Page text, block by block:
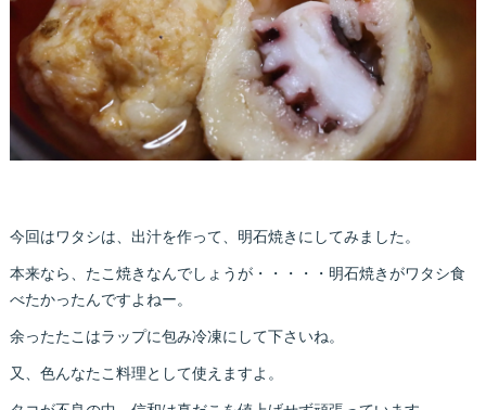
今回はワタシは、出汁を作って、明石焼きにしてみました。
本来なら、たこ焼きなんでしょうが・・・・・明石焼きがワタシ食
べたかったんですよねー。
余ったたこはラップに包み冷凍にして下さいね。
又、色んなたこ料理として使えますよ。